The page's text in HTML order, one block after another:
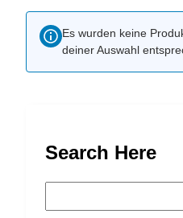
Es wurden keine
deiner Auswahl
Search Here
e